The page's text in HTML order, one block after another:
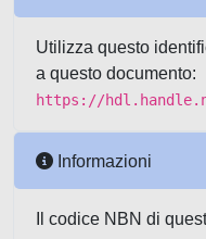
Utilizza questo
a questo documento:
https://
Informazioni
Il codice NBN di